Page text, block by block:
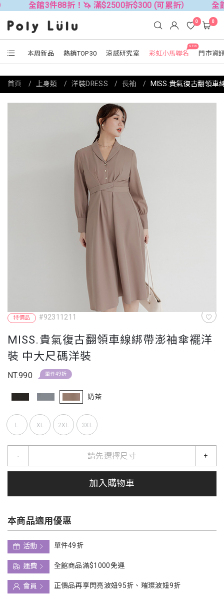
全館3件88折！🦄 滿$2500折$300 (可累折） 全館3件
本周新品 熱銷TOP30 涼感研究室
NEW
彩虹小馬聯名 門市資
0 0
特價品 #92311211
MISS.貴氣復古翻領車線綁帶澎袖傘襬洋
裝 中大尺碼洋裝
NT.990 單件49折
奶茶
L XL 2XL 3XL
請先選擇尺寸
- +
加入購物車
本商品適用優惠
活動
單件49折
運費
全館商品滿$1000免運
會員
正價品再享閃亮波妞95折、璀璨波妞9折
首頁 上身類 洋裝DRESS 長袖 MISS.貴氣復古翻領車